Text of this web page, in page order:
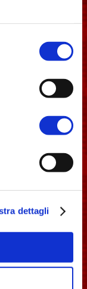
Policy
dettagli